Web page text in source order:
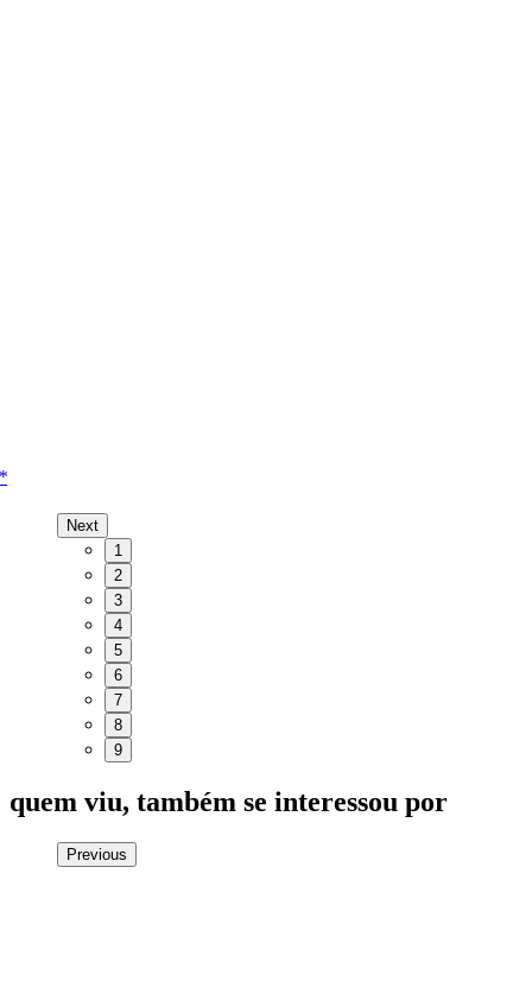
Next
1
2
3
4
5
6
7
8
9
quem viu, também se interessou por
Previous